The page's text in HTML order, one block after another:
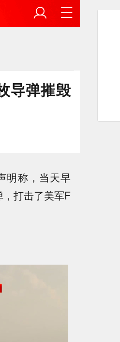
导弹摧毁
明称，当天早
打击了美军F